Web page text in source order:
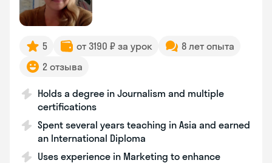
5 от 3190 ₽ за урок
8 лет опыта
2 отзыва
Holds a degree in Journalism and multiple
certifications
Spent several years teaching in Asia and earned
an International Diploma
Uses experience in Marketing to enhance